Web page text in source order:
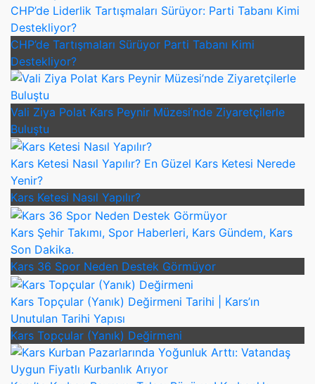
CHP’de Liderlik Tartışmaları Sürüyor: Parti Tabanı Kimi
Destekliyor?
CHP’de Tartışmaları Sürüyor Parti Tabanı Kimi
Destekliyor?
Vali Ziya Polat Kars Peynir Müzesi’nde Ziyaretçilerle
Buluştu
Kars Ketesi Nasıl Yapılır? En Güzel Kars Ketesi Nerede
Yenir?
Kars Ketesi Nasıl Yapılır?
Kars Şehir Takımı, Spor Haberleri, Kars Gündem, Kars
Son Dakika.
Kars 36 Spor Neden Destek Görmüyor
Kars Topçular (Yanık) Değirmeni Tarihi | Kars’ın
Unutulan Tarihi Yapısı
Kars Topçular (Yanık) Değirmeni